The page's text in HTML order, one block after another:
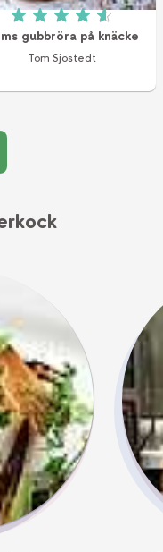
Betyg: 4.6 av 5
gubbröra på knäcke
Tom Sjöstedt